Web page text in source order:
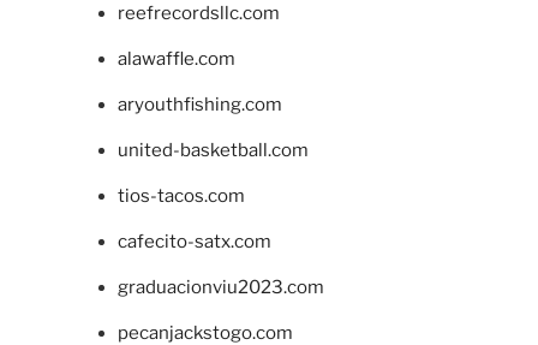
reefrecordsllc.com
alawaffle.com
aryouthfishing.com
united-basketball.com
tios-tacos.com
cafecito-satx.com
graduacionviu2023.com
pecanjackstogo.com